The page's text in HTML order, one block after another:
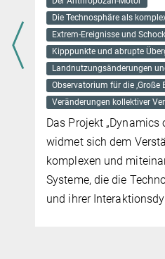
Die Technosphäre als
Extrem-Ereignisse und
Kipppunkte und abrupte
Landnutzungsänderungen
Observatorium für die ‚Große
Veränderungen kollektiver
Das Projekt „Dynamics
widmet sich dem
komplexen und
Systeme, die die
und ihrer